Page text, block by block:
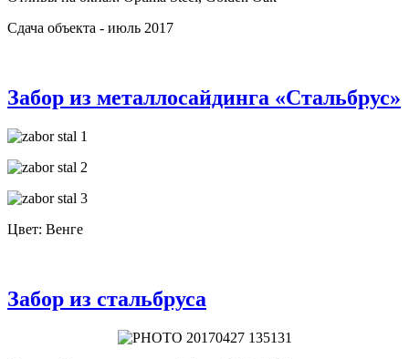
Сдача объекта - июль 2017
Забор из металлосайдинга «Стальбрус»
Цвет: Венге
Забор из стальбруса